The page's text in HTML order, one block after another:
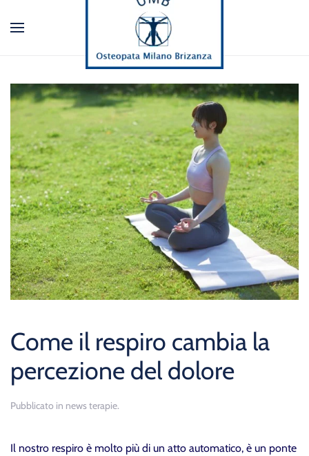
Passa al contenuto principale
Come il respiro cambia la
percezione del dolore
Pubblicato in news terapie.
Il nostro respiro è molto più di un atto automatico, è un ponte